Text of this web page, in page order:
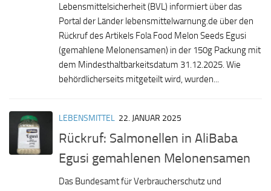
Lebensmittelsicherheit (BVL) informiert über das
Portal der Länder lebensmittelwarnung.de über den
Rückruf des Artikels Fola Food Melon Seeds Egusi
(gemahlene Melonensamen) in der 150g Packung mit
dem Mindesthaltbarkeitsdatum 31.12.2025. Wie
behördlicherseits mitgeteilt wird, wurden...
LEBENSMITTEL 22. JANUAR 2025
Rückruf: Salmonellen in AliBaba
Egusi gemahlenen Melonensamen
Das Bundesamt für Verbraucherschutz und